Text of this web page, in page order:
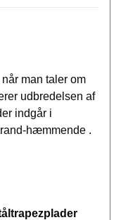
man taler om
udbredelsen af
indgår i
hæmmende .